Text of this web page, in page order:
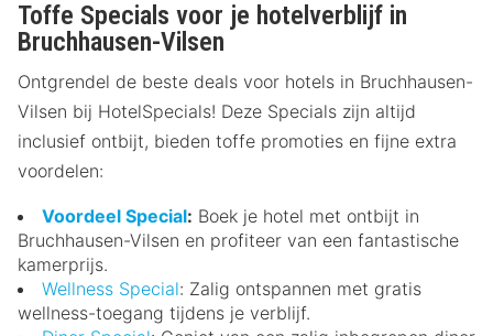
Toffe Specials voor je hotelverblijf in
Bruchhausen-Vilsen
Ontgrendel de beste deals voor hotels in Bruchhausen-
Vilsen bij HotelSpecials! Deze Specials zijn altijd
inclusief ontbijt, bieden toffe promoties en fijne extra
voordelen:
Voordeel Special: Boek je hotel met ontbijt in
Bruchhausen-Vilsen en profiteer van een fantastische
kamerprijs.
Wellness Special: Zalig ontspannen met gratis
wellness-toegang tijdens je verblijf.